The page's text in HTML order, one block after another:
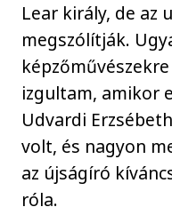
Lear király, de az
megszólítják.
izgultam, amikor
Udvardi
volt, és nagyon
az újságíró
róla.